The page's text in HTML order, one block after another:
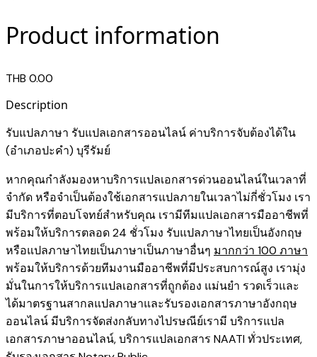
Product information
THB 0.00
Description
รับแปลภาษา รับแปลเอกสารออนไลน์ ค่าบริการจับต้องได้ใน
(อำเภอปะคำ) บุรีรัมย์
หากคุณกำลังมองหาบริการแปลเอกสารด่วนออนไลน์ในเวลาที่
จำกัด หรือจำเป็นต้องใช้เอกสารแปลภายในเวลาไม่กี่ชั่วโมง เรา
มีบริการที่ตอบโจทย์สำหรับคุณ เรามีทีมแปลเอกสารมืออาชีพที่
พร้อมให้บริการตลอด 24 ชั่วโมง รับแปลภาษาไทยเป็นอังกฤษ
หรือแปลภาษาไทยเป็นภาษาเป็นภาษาอื่นๆ มากกว่า 100 ภาษา
พร้อมให้บริการด้วยทีมงานมืออาชีพที่มีประสบการณ์สูง เรามุ่ง
มั่นในการให้บริการแปลเอกสารที่ถูกต้อง แม่นยำ รวดเร็วและ
ได้มาตรฐานสากลแปลภาษาและรับรองเอกสารภาษาอังกฤษ
ออนไลน์ มีบริการจัดส่งกลับทางไปรษณีย์เรามี บริการแปล
เอกสารภาษาออนไลน์,บริการแปลเอกสาร NAATI ​ทั่วประเทศ,